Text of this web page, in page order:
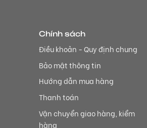
Chính sách
Điều khoản - Quy định chung
Bảo mật thông tin
Hướng dẫn mua hàng
Thanh toán
Vận chuyển giao hàng, kiểm
hàng